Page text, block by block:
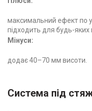
максимальний ефект по
підходить для будь-яких
Мінуси:
додає 40–70 мм висоти.
Система під